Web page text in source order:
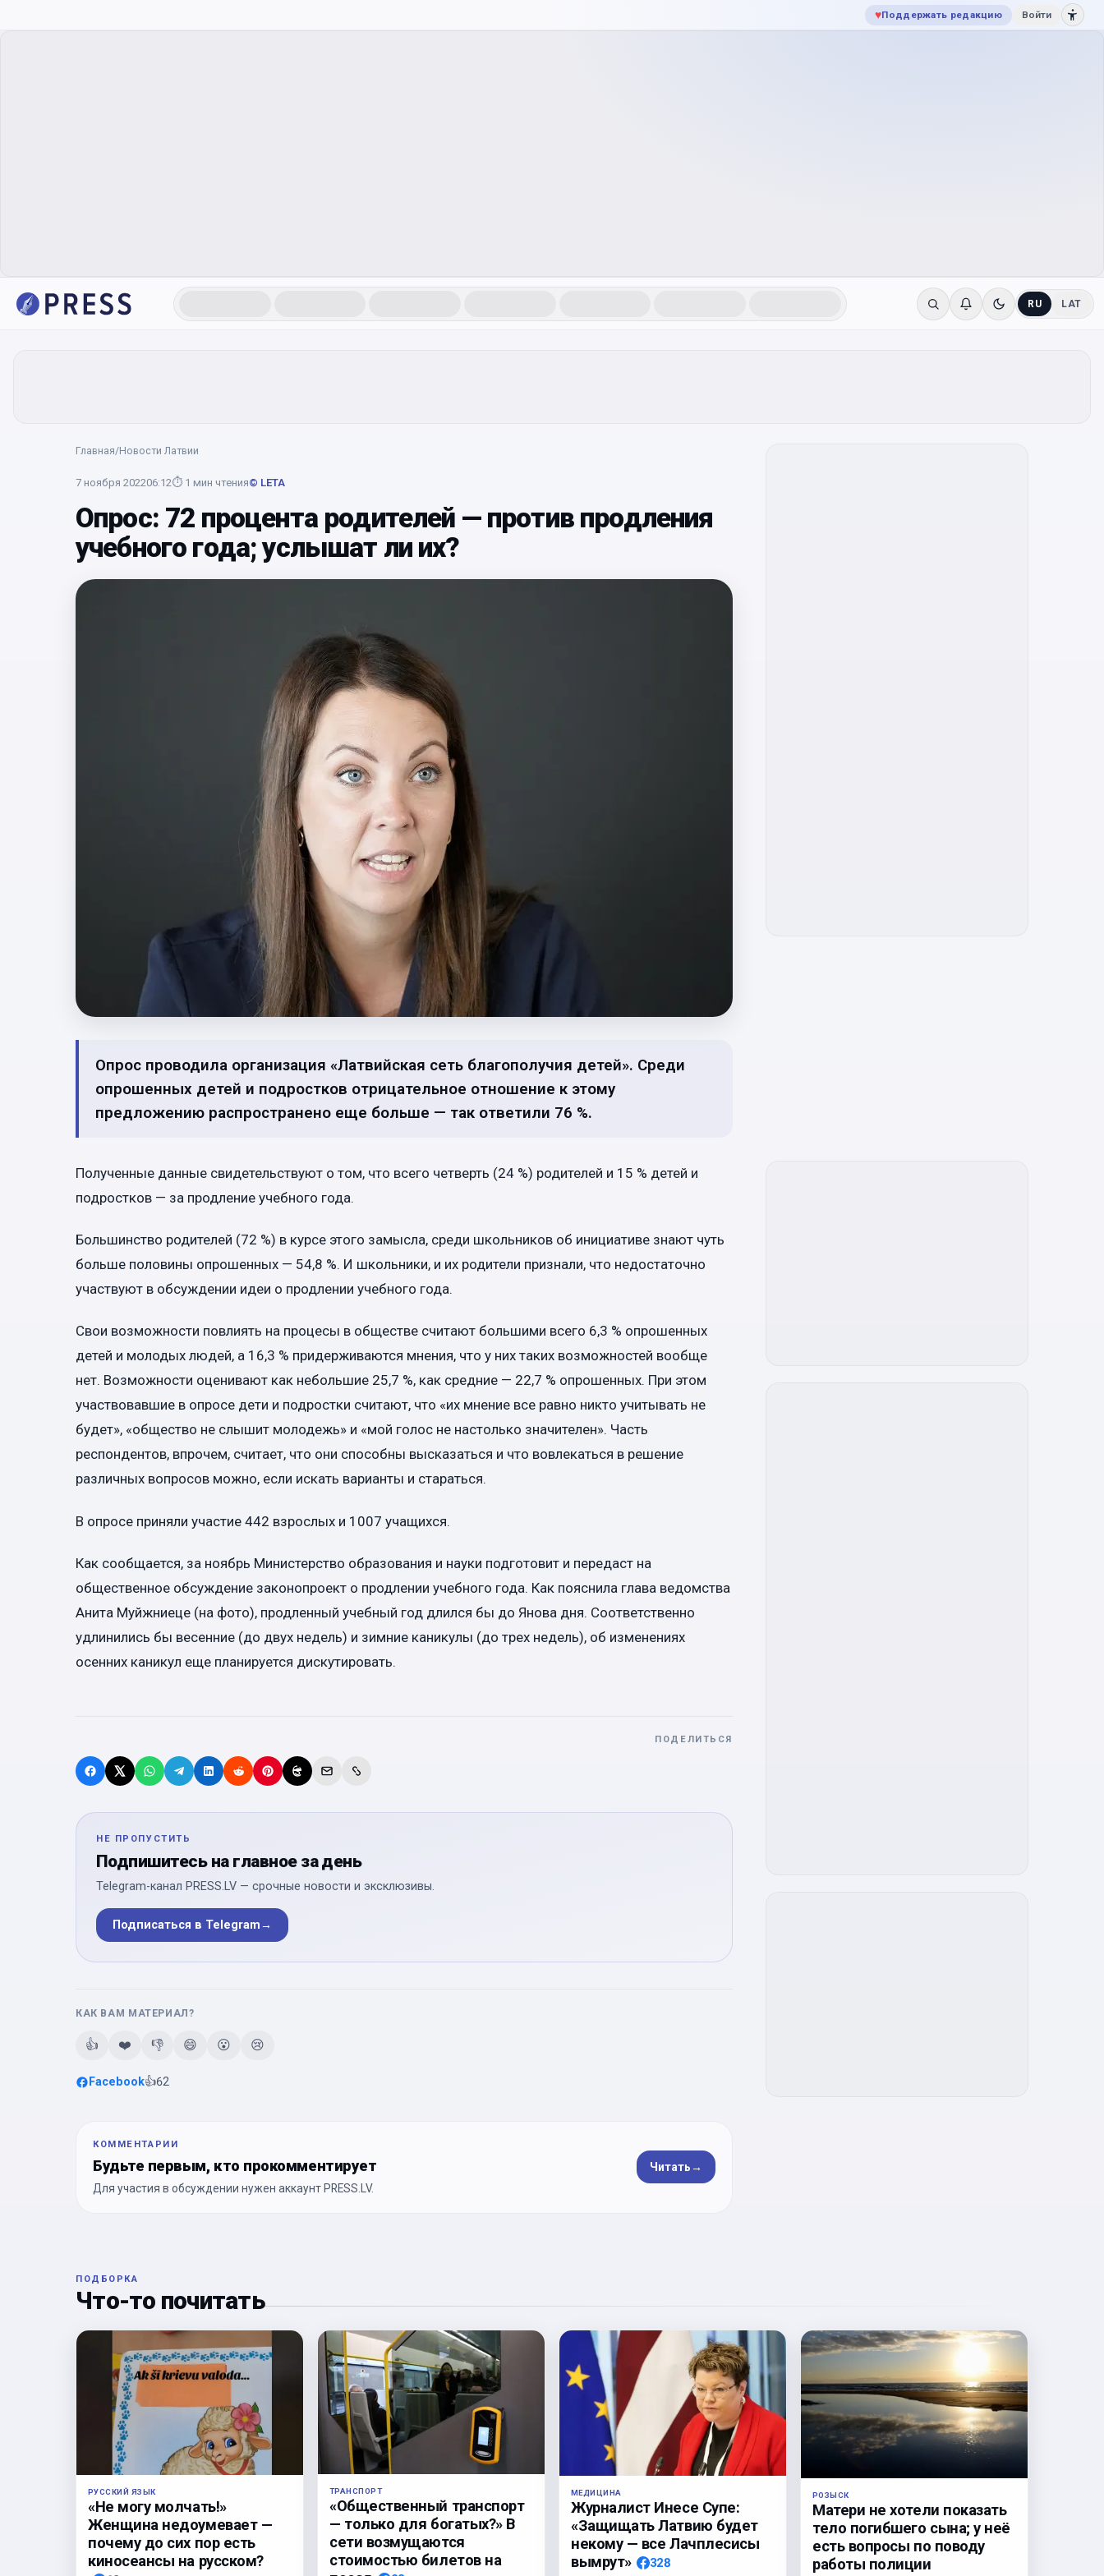
♥Поддержать редакцию Войти
RU LAT
Главная/Новости Латвии
7 ноября 202206:12⏱ 1 мин чтения© LETA
Опрос: 72 процента родителей — против продления
учебного года; услышат ли их?
Опрос проводила организация «Латвийская сеть благополучия детей». Среди
опрошенных детей и подростков отрицательное отношение к этому
предложению распространено еще больше — так ответили 76 %.
Полученные данные свидетельствуют о том, что всего четверть (24 %) родителей и 15 % детей и
подростков — за продление учебного года.
Большинство родителей (72 %) в курсе этого замысла, среди школьников об инициативе знают чуть
больше половины опрошенных — 54,8 %. И школьники, и их родители признали, что недостаточно
участвуют в обсуждении идеи о продлении учебного года.
Свои возможности повлиять на процесы в обществе считают большими всего 6,3 % опрошенных
детей и молодых людей, а 16,3 % придерживаются мнения, что у них таких возможностей вообще
нет. Возможности оценивают как небольшие 25,7 %, как средние — 22,7 % опрошенных. При этом
участвовавшие в опросе дети и подростки считают, что «их мнение все равно никто учитывать не
будет», «общество не слышит молодежь» и «мой голос не настолько значителен». Часть
респондентов, впрочем, считает, что они способны высказаться и что вовлекаться в решение
различных вопросов можно, если искать варианты и стараться.
В опросе приняли участие 442 взрослых и 1007 учащихся.
Как сообщается, за ноябрь Министерство образования и науки подготовит и передаст на
общественное обсуждение законопроект о продлении учебного года. Как пояснила глава ведомства
Анита Муйжниеце (на фото), продленный учебный год длился бы до Янова дня. Соответственно
удлинились бы весенние (до двух недель) и зимние каникулы (до трех недель), об изменениях
осенних каникул еще планируется дискутировать.
ПОДЕЛИТЬСЯ
НЕ ПРОПУСТИТЬ
Подпишитесь на главное за день
Telegram-канал PRESS.LV — срочные новости и эксклюзивы.
Подписаться в Telegram→
КАК ВАМ МАТЕРИАЛ?
👍 ❤️ 👎 😄 😮 😢
Facebook👍62
КОММЕНТАРИИ
Будьте первым, кто прокомментирует
Для участия в обсуждении нужен аккаунт PRESS.LV.
Читать→
ПОДБОРКА
Что-то почитать
РУССКИЙ ЯЗЫК
«Не могу молчать!»
Женщина недоумевает —
почему до сих пор есть
киносеансы на русском?
ТРАНСПОРТ
«Общественный транспорт
— только для богатых?» В
сети возмущаются
стоимостью билетов на
МЕДИЦИНА
Журналист Инесе Супе:
«Защищать Латвию будет
некому — все Лачплесисы
вымрут»
328
РОЗЫСК
Матери не хотели показать
тело погибшего сына; у неё
есть вопросы по поводу
работы полиции